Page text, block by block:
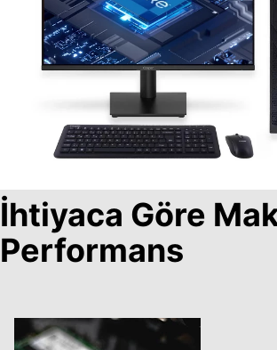
İhtiyaca Göre
Performans